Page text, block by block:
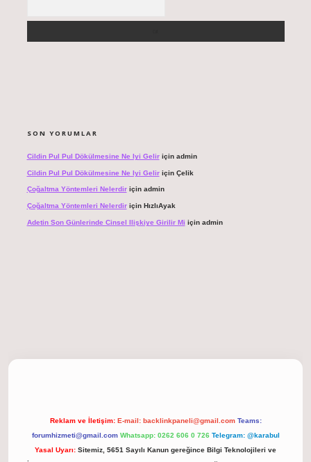
SON YORUMLAR
Cildin Pul Pul Dökülmesine Ne Iyi Geliriçin admin
Cildin Pul Pul Dökülmesine Ne Iyi Geliriçin Çelik
Çoğaltma Yöntemleri Nelerdiriçin admin
Çoğaltma Yöntemleri Nelerdiriçin HızlıAyak
Adetin Son Günlerinde Cinsel Ilişkiye Girilir Mi için admin
Reklam ve İletişim: E-mail: backlinkpaneli@gmail.com Teams:
forumhizmeti@gmail.com Whatsapp: 0262 606 0 726 Telegram: @karabul
Yasal Uyarı: Sitemiz, 5651 Sayılı Kanun gereğince Bilgi Teknolojileri ve